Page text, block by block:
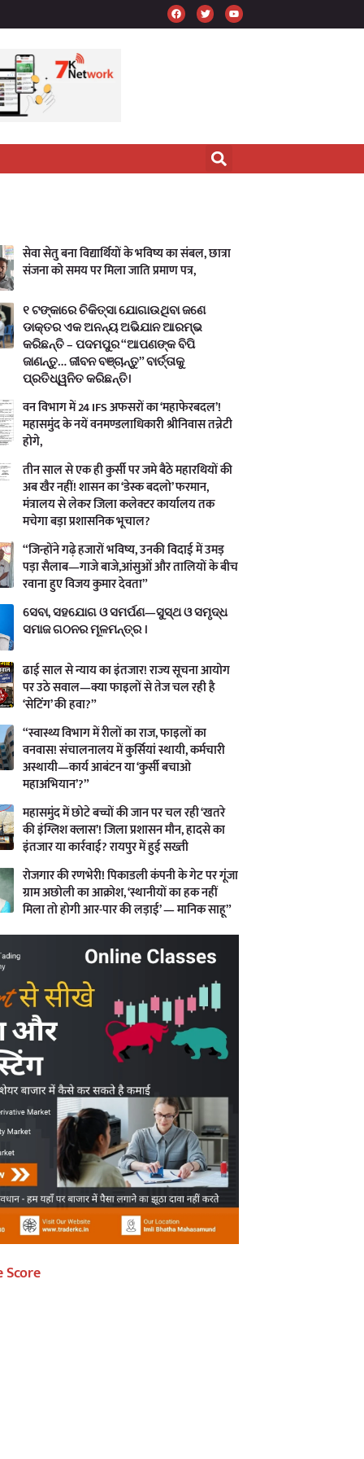
सेवा सेतु बना विद्यार्थियों के भविष्य का संबल, छात्रा
संजना को समय पर मिला जाति प्रमाण पत्र,
୧ ଟଙ୍କାରେ ଚିକିତ୍ସା ଯୋଗାଉଥିବା ଜଣେ
ଡାକ୍ତର ଏକ ଅନନ୍ୟ ଅଭିଯାନ ଆରମ୍ଭ
କରିଛନ୍ତି – ପଦମପୁର “ଆପଣଙ୍କ ବିପି
ଜାଣନ୍ତୁ… ଜୀବନ ବଞ୍ଚାନ୍ତୁ” ବାର୍ତ୍ତାକୁ
ପ୍ରତିଧ୍ୱନିତ କରିଛନ୍ତି।
वन विभाग में 24 IFS अफसरों का ‘महाफेरबदल’!
महासमुंद के नयें वनमण्डलाधिकारी श्रीनिवास तन्नेटी
होगे,
तीन साल से एक ही कुर्सी पर जमे बैठे महारथियों की
अब खैर नहीं! शासन का ‘डेस्क बदलो’ फरमान,
मंत्रालय से लेकर जिला कलेक्टर कार्यालय तक
मचेगा बड़ा प्रशासनिक भूचाल?
“जिन्होंने गढ़े हजारों भविष्य, उनकी विदाई में उमड़
पड़ा सैलाब—गाजे बाजे,आंसुओं और तालियों के बीच
रवाना हुए विजय कुमार देवता”
ସେବା, ସହଯୋଗ ଓ ସମର୍ପଣ—ସୁସ୍ଥ ଓ ସମୃଦ୍ଧ
ସମାଜ ଗଠନର ମୂଳମନ୍ତ୍ର ।
ढाई साल से न्याय का इंतजार! राज्य सूचना आयोग
पर उठे सवाल—क्या फाइलों से तेज चल रही है
‘सेटिंग’ की हवा?”
“स्वास्थ्य विभाग में रीलों का राज, फाइलों का
वनवास! संचालनालय में कुर्सियां स्थायी, कर्मचारी
अस्थायी—कार्य आबंटन या ‘कुर्सी बचाओ
महाअभियान’?”
महासमुंद में छोटे बच्चों की जान पर चल रही ‘खतरे
की इंग्लिश क्लास’! जिला प्रशासन मौन, हादसे का
इंतजार या कार्रवाई? रायपुर में हुई सख्ती
रोजगार की रणभेरी! पिकाडली कंपनी के गेट पर गूंजा
ग्राम अछोली का आक्रोश, ‘स्थानीयों का हक नहीं
मिला तो होगी आर-पार की लड़ाई’ — मानिक साहू”
Score